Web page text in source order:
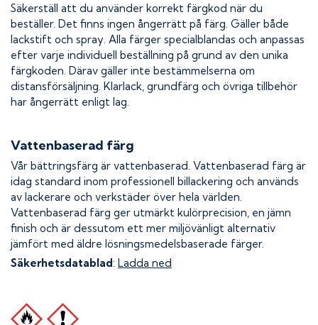
Säkerställ att du använder korrekt färgkod när du
beställer. Det finns ingen ångerrätt på färg. Gäller både
lackstift och spray. Alla färger specialblandas och anpassas
efter varje individuell beställning på grund av den unika
färgkoden. Därav gäller inte bestämmelserna om
distansförsäljning. Klarlack, grundfärg och övriga tillbehör
har ångerrätt enligt lag.
Vattenbaserad färg
Vår bättringsfärg är vattenbaserad. Vattenbaserad färg är
idag standard inom professionell billackering och används
av lackerare och verkstäder över hela världen.
Vattenbaserad färg ger utmärkt kulörprecision, en jämn
finish och är dessutom ett mer miljövänligt alternativ
jämfört med äldre lösningsmedelsbaserade färger.
Säkerhetsdatablad: Ladda ned